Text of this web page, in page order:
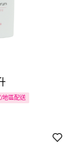
/地區配送